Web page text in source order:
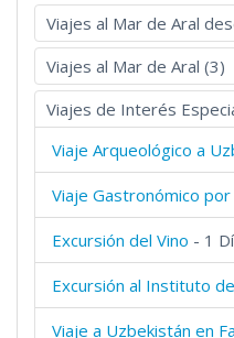
Viajes al Mar de Aral
Viajes al Mar de Aral (3)
Viajes de Interés
Viaje Arqueológico a
Viaje Gastronómico
Excursión del Vino - 1
Excursión al Instituto
Viaje a Uzbekistán en